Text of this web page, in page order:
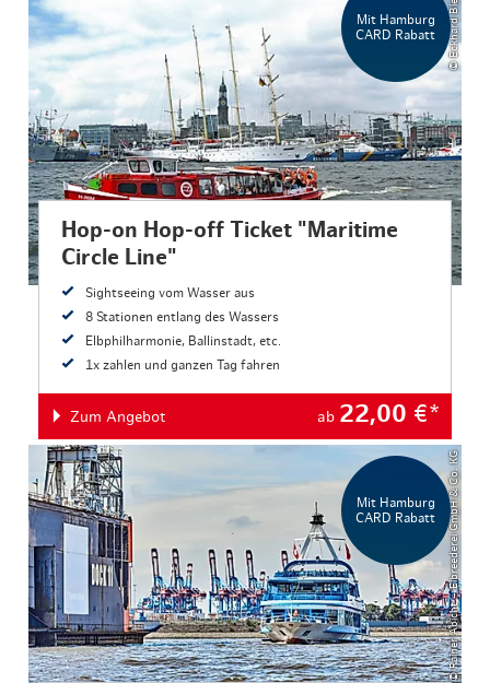
Mit Hamburg
CARD Rabatt
Hop-on Hop-off Ticket "Maritime
Circle Line"
Sightseeing vom Wasser aus
8 Stationen entlang des Wassers
Elbphilharmonie, Ballinstadt, etc.
1x zahlen und ganzen Tag fahren
Zum Angebot ab 22,00 €*
Mit Hamburg
CARD Rabatt
© Rainer Abicht – Elbreederei GmbH & Co. KG